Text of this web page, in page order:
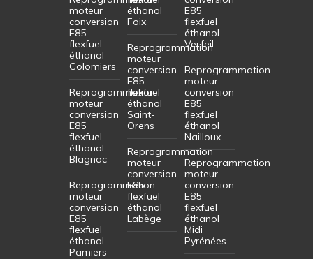
moteur
conversion
E85
flexfuel
éthanol
Colomiers
Reprogrammation
moteur
conversion
E85
flexfuel
éthanol
Blagnac
Reprogrammation
moteur
conversion
E85
flexfuel
éthanol
Pamiers
éthanol
Foix
Reprogrammation
moteur
conversion
E85
flexfuel
éthanol
Saint-
Orens
Reprogrammation
moteur
conversion
E85
flexfuel
éthanol
Labège
E85
flexfuel
éthanol
Verfeil
Reprogrammation
moteur
conversion
E85
flexfuel
éthanol
Nailloux
Reprogrammation
moteur
conversion
E85
flexfuel
éthanol
Midi
Pyrénées